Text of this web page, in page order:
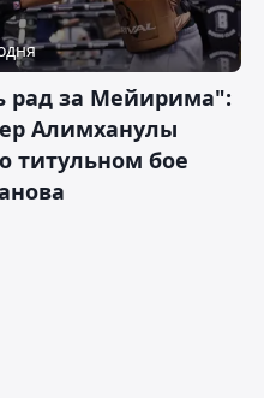
рад за Мейирима":
Алимханулы
титульном бое